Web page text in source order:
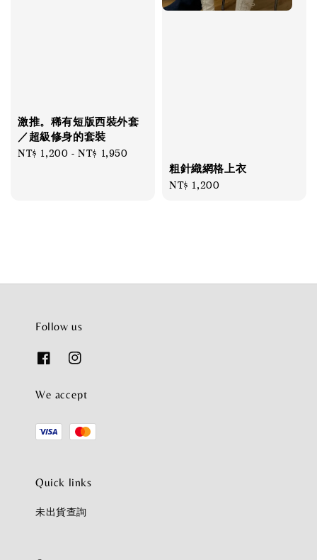
激推。稀有短版西裝外套
／超級修身的套裝
Regular
NT$ 1,200 -NT$ 1,950
粗針織網格上衣
Regular
NT$ 1,200
Follow us
We accept
Quick links
未出貨查詢